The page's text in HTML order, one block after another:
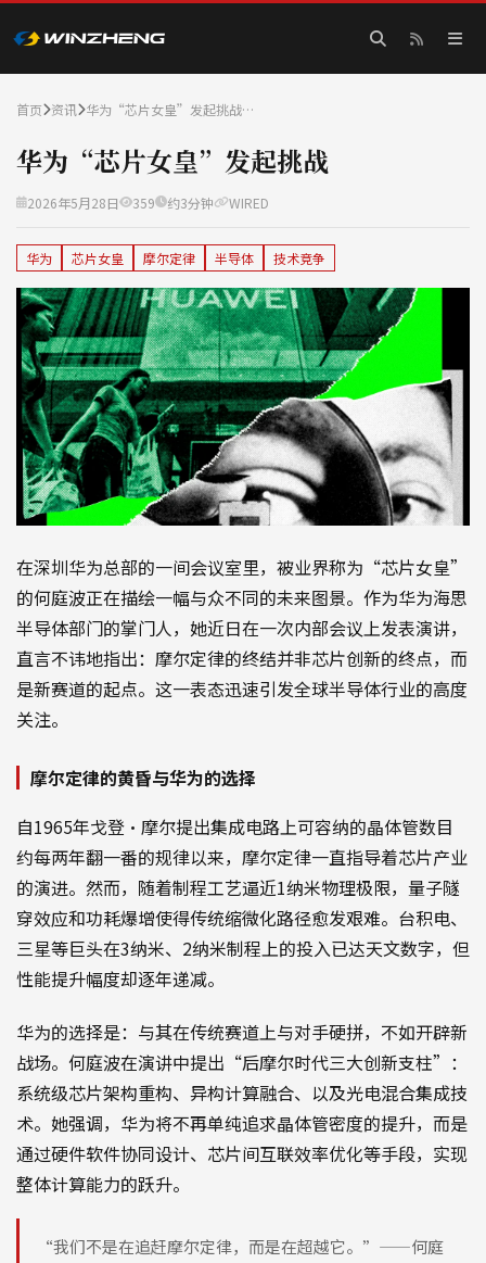
首页 资讯 华为“芯片女皇”发起挑战…
华为“芯片女皇”发起挑战
2026年5月28日 359 约3分钟 WIRED
华为 芯片女皇 摩尔定律 半导体 技术竞争
在深圳华为总部的一间会议室里，被业界称为“芯片女皇”
的何庭波正在描绘一幅与众不同的未来图景。作为华为海思
半导体部门的掌门人，她近日在一次内部会议上发表演讲，
直言不讳地指出：摩尔定律的终结并非芯片创新的终点，而
是新赛道的起点。这一表态迅速引发全球半导体行业的高度
关注。
摩尔定律的黄昏与华为的选择
自1965年戈登·摩尔提出集成电路上可容纳的晶体管数目
约每两年翻一番的规律以来，摩尔定律一直指导着芯片产业
的演进。然而，随着制程工艺逼近1纳米物理极限，量子隧
穿效应和功耗爆增使得传统缩微化路径愈发艰难。台积电、
三星等巨头在3纳米、2纳米制程上的投入已达天文数字，但
性能提升幅度却逐年递减。
华为的选择是：与其在传统赛道上与对手硬拼，不如开辟新
战场。何庭波在演讲中提出“后摩尔时代三大创新支柱”：
系统级芯片架构重构、异构计算融合、以及光电混合集成技
术。她强调，华为将不再单纯追求晶体管密度的提升，而是
通过硬件软件协同设计、芯片间互联效率优化等手段，实现
整体计算能力的跃升。
“我们不是在追赶摩尔定律，而是在超越它。”——何庭